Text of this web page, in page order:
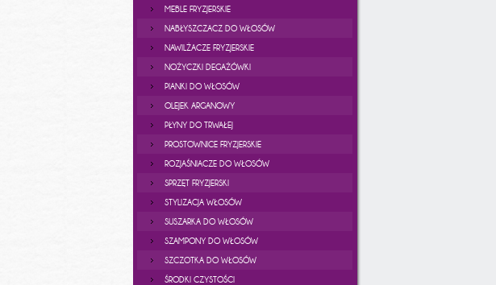
MEBLE FRYZJERSKIE
NABŁYSZCZACZ DO WŁOSÓW
NAWILŻACZE FRYZJERSKIE
NOŻYCZKI DEGAŻÓWKI
PIANKI DO WŁOSÓW
OLEJEK ARGANOWY
PŁYNY DO TRWAŁEJ
PROSTOWNICE FRYZJERSKIE
ROZJAŚNIACZE DO WŁOSÓW
SPRZĘT FRYZJERSKI
STYLIZACJA WŁOSÓW
SUSZARKA DO WŁOSÓW
SZAMPONY DO WŁOSÓW
SZCZOTKA DO WŁOSÓW
ŚRODKI CZYSTOŚCI